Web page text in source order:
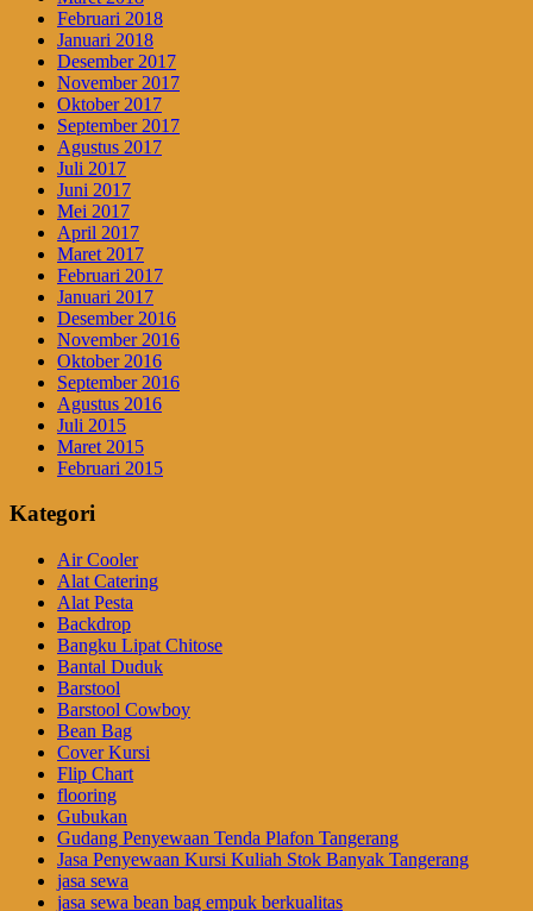
Februari 2018
Januari 2018
Desember 2017
November 2017
Oktober 2017
September 2017
Agustus 2017
Juli 2017
Juni 2017
Mei 2017
April 2017
Maret 2017
Februari 2017
Januari 2017
Desember 2016
November 2016
Oktober 2016
September 2016
Agustus 2016
Juli 2015
Maret 2015
Februari 2015
Kategori
Air Cooler
Alat Catering
Alat Pesta
Backdrop
Bangku Lipat Chitose
Bantal Duduk
Barstool
Barstool Cowboy
Bean Bag
Cover Kursi
Flip Chart
flooring
Gubukan
Gudang Penyewaan Tenda Plafon Tangerang
Jasa Penyewaan Kursi Kuliah Stok Banyak Tangerang
jasa sewa
jasa sewa bean bag empuk berkualitas